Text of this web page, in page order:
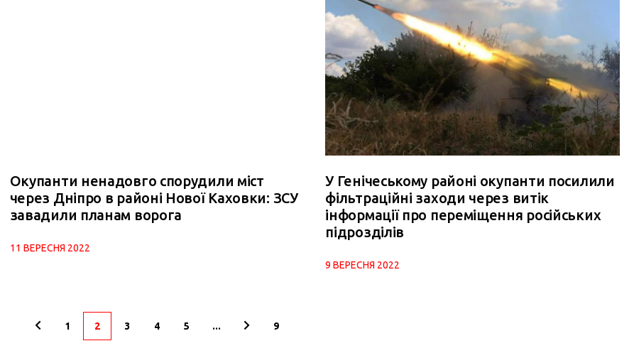
Окупанти ненадовго спорудили міст
через Дніпро в районі Нової Каховки: ЗСУ
завадили планам ворога
11 ВЕРЕСНЯ 2022
У Генічеському районі окупанти посилили
фільтраційні заходи через витік
інформації про переміщення російських
підрозділів
9 ВЕРЕСНЯ 2022
1 2 3 4 5 ... 9